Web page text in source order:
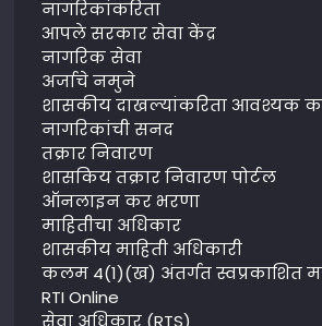
नागरिकांकरिता
आपले सरकार सेवा केंद्र
नागरिक सेवा
अर्जाचे नमुने
शासकीय दाखल्यांकरिता आवश्यक
नागरिकांची सनद
तक्रार निवारण
शासकिय तक्रार निवारण पोर्टल
ऑनलाइन कर भरणा
माहितीचा अधिकार
शासकीय माहिती अधिकारी
कलम 4(1)(ख) अंतर्गत स्वप्रकाशित
RTI Online
सेवा अधिकार (RTS)